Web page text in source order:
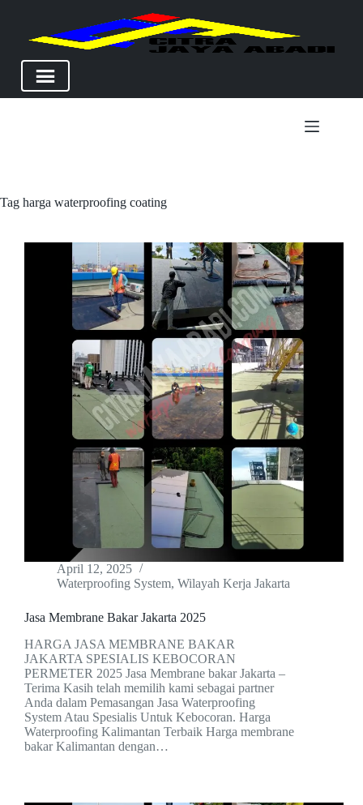
Tag harga waterproofing coating
April 12, 2025
Waterproofing System, Wilayah Kerja Jakarta
Jasa Membrane Bakar Jakarta 2025
HARGA JASA MEMBRANE BAKAR
JAKARTA SPESIALIS KEBOCORAN
PERMETER 2025 Jasa Membrane bakar Jakarta –
Terima Kasih telah memilih kami sebagai partner
Anda dalam Pemasangan Jasa Waterproofing
System Atau Spesialis Untuk Kebocoran. Harga
Waterproofing Kalimantan Terbaik Harga membrane
bakar Kalimantan dengan…